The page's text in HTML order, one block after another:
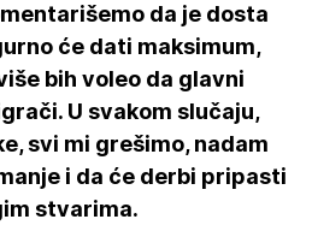
da je dosta
će dati maksimum,
bih voleo da glavni
U svakom slučaju,
svi mi grešimo, nadam
i da će derbi pripasti
stvarima.